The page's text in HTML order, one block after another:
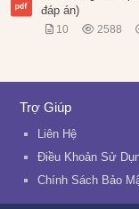
đáp án)
10 2588
Trợ Giúp
Liên Hệ
Điều Khoản Sử
Chính Sách Bảo